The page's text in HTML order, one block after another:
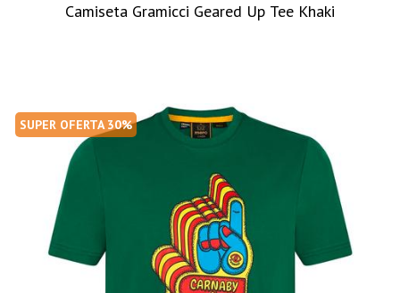
Camiseta Gramicci Geared Up Tee Khaki
SUPER OFERTA 30%